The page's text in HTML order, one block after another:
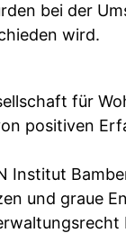
bei der
wird.
für
positiven
Institut
und graue